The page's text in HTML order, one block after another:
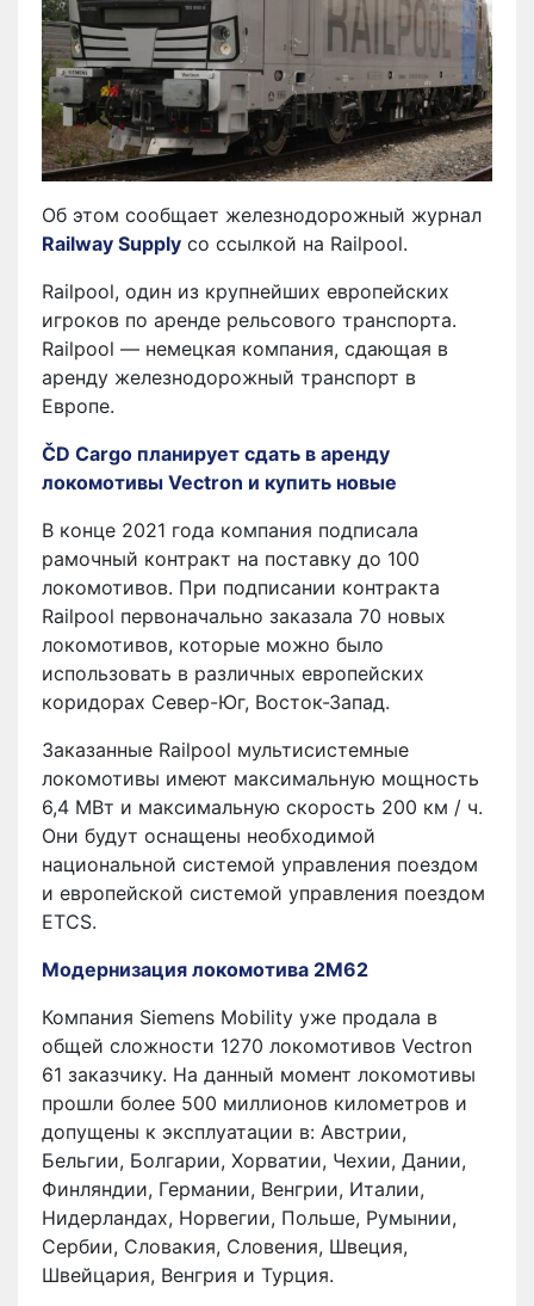
Об этом сообщает железнодорожный журнал
Railway Supply со ссылкой на Railpool.
Railpool, один из крупнейших европейских
игроков по аренде рельсового транспорта.
Railpool — немецкая компания, сдающая в
аренду железнодорожный транспорт в
Европе.
ČD Cargo планирует сдать в аренду
локомотивы Vectron и купить новые
В конце 2021 года компания подписала
рамочный контракт на поставку до 100
локомотивов. При подписании контракта
Railpool первоначально заказала 70 новых
локомотивов, которые можно было
использовать в различных европейских
коридорах Север-Юг, Восток-Запад.
Заказанные Railpool мультисистемные
локомотивы имеют максимальную мощность
6,4 МВт и максимальную скорость 200 км / ч.
Они будут оснащены необходимой
национальной системой управления поездом
и европейской системой управления поездом
ETCS.
Модернизация локомотива 2М62
Компания Siemens Mobility уже продала в
общей сложности 1270 локомотивов Vectron
61 заказчику. На данный момент локомотивы
прошли более 500 миллионов километров и
допущены к эксплуатации в: Австрии,
Бельгии, Болгарии, Хорватии, Чехии, Дании,
Финляндии, Германии, Венгрии, Италии,
Нидерландах, Норвегии, Польше, Румынии,
Сербии, Словакия, Словения, Швеция,
Швейцария, Венгрия и Турция.